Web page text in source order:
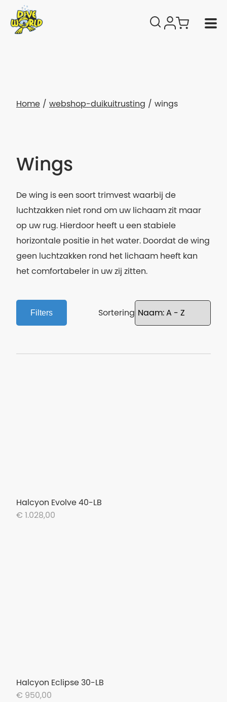
Home webshop-duikuitrusting wings
Wings
De wing is een soort trimvest waarbij de
luchtzakken niet rond om uw lichaam zit maar
op uw rug. Hierdoor heeft u een stabiele
horizontale positie in het water. Doordat de wing
geen luchtzakken rond het lichaam heeft kan
het comfortabeler in uw zij zitten.
Filters Sortering
Halcyon Evolve 40-LB
€ 1.028,00
Halcyon Eclipse 30-LB
€ 950,00